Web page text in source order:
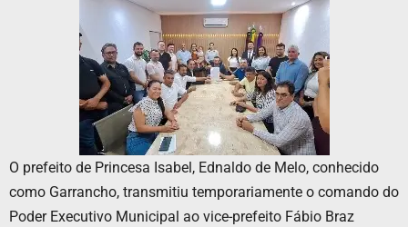
O prefeito de Princesa Isabel, Ednaldo de Melo, conhecido
como Garrancho, transmitiu temporariamente o comando do
Poder Executivo Municipal ao vice-prefeito Fábio Braz